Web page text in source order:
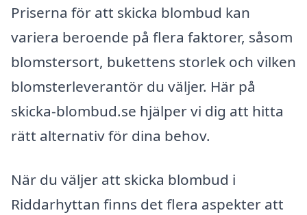
Priserna för att skicka blombud kan
variera beroende på flera faktorer, såsom
blomstersort, bukettens storlek och vilken
blomsterleverantör du väljer. Här på
skicka-blombud.se hjälper vi dig att hitta
rätt alternativ för dina behov.
När du väljer att skicka blombud i
Riddarhyttan finns det flera aspekter att